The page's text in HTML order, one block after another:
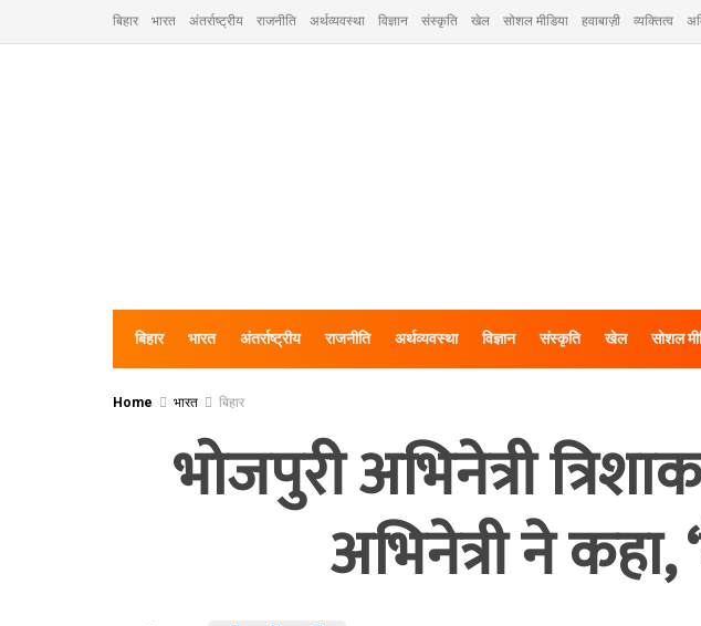
बिहार भारत अंतर्राष्ट्रीय राजनीति अर्थव्यवस्था विज्ञान संस्कृति खेल सोशल मीडिया हवाबाज़ी व्यक्तित्व
बिहार भारत अंतर्राष्ट्रीय राजनीति अर्थव्यवस्था विज्ञान संस्कृति खेल सोशल
Home भारत बिहार
भोजपुरी अभिनेत्री
अभिनेत्री ने कहा,